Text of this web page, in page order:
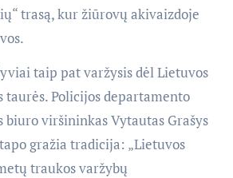
trasą, kur žiūrovų akivaizdoje
taip pat varžysis dėl Lietuvos
taurės. Policijos departamento
biuro viršininkas Vytautas Grašys
gražia tradicija: „Lietuvos
traukos varžybų